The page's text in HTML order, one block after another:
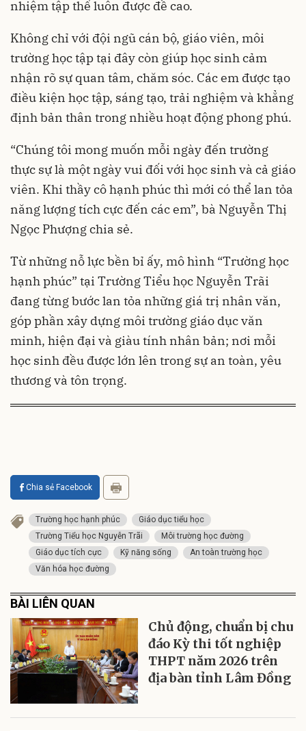
nhiệm tập thể luôn được đề cao.
Không chỉ với đội ngũ cán bộ, giáo viên, môi
trường học tập tại đây còn giúp học sinh cảm
nhận rõ sự quan tâm, chăm sóc. Các em được tạo
điều kiện học tập, sáng tạo, trải nghiệm và khẳng
định bản thân trong nhiều hoạt động phong phú.
“Chúng tôi mong muốn mỗi ngày đến trường
thực sự là một ngày vui đối với học sinh và cả giáo
viên. Khi thầy cô hạnh phúc thì mới có thể lan tỏa
năng lượng tích cực đến các em”, bà Nguyễn Thị
Ngọc Phượng chia sẻ.
Từ những nỗ lực bền bỉ ấy, mô hình “Trường học
hạnh phúc” tại Trường Tiểu học Nguyễn Trãi
đang từng bước lan tỏa những giá trị nhân văn,
góp phần xây dựng môi trường giáo dục văn
minh, hiện đại và giàu tính nhân bản; nơi mỗi
học sinh đều được lớn lên trong sự an toàn, yêu
thương và tôn trọng.
Chia sẻ Facebook
Trường học hạnh phúc
Giáo dục tiểu học
Trường Tiểu học Nguyễn Trãi
Môi trường học đường
Giáo dục tích cực
Kỹ năng sống
An toàn trường học
Văn hóa học đường
BÀI LIÊN QUAN
Chủ động, chuẩn bị chu
đáo Kỳ thi tốt nghiệp
THPT năm 2026 trên
địa bàn tỉnh Lâm Đồng